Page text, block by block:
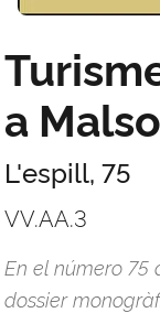
a
L'espill, 75
VV.AA.3
En el número 75
dossier